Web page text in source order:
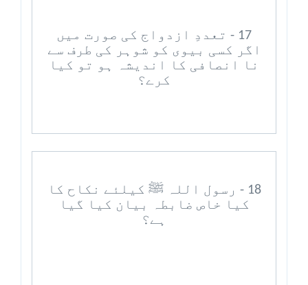
17 - تعددِ ازدواج کی صورت میں
اگر کسی بیوی کو شوہر کی طرف سے
نا انصافی کا اندیشہ ہو تو کیا
کرے؟
18 - رسول اللہ ﷺ کیلئے نکاح کا
کیا خاص ضابطہ بیان کیا گیا
ہے؟